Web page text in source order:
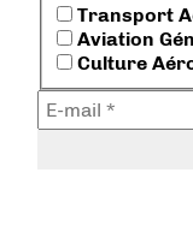
Transport
Aviation
Culture